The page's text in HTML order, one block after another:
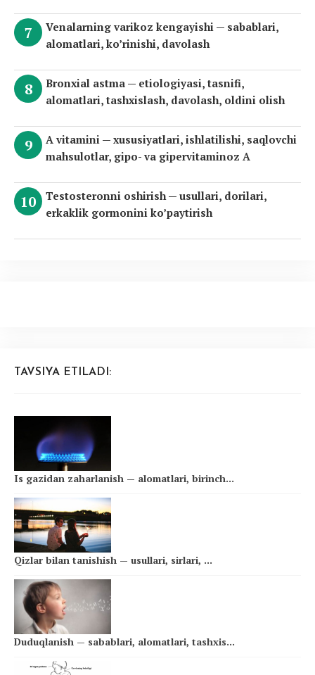
Venalarning varikoz kengayishi — sabablari,
alomatlari, ko’rinishi, davolash
Bronxial astma — etiologiyasi, tasnifi,
alomatlari, tashxislash, davolash, oldini olish
A vitamini — xususiyatlari, ishlatilishi, saqlovchi
mahsulotlar, gipo- va gipervitaminoz A
Testosteronni oshirish — usullari, dorilari,
erkaklik gormonini ko’paytirish
TAVSIYA ETILADI:
Is gazidan zaharlanish — alomatlari, birinch...
Qizlar bilan tanishish — usullari, sirlari, ...
Duduqlanish — sabablari, alomatlari, tashxis...